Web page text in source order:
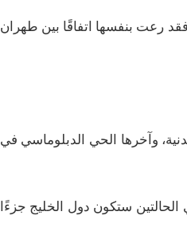
وثني ترامب مرات عديدة عن خيار الحرب في 2025، أما القاهرة فقد رعت بنفسها اتفاقًا بين طهران
وآخرها الحي الدبلوماسي في
ستكون دول الخليج جزءًا